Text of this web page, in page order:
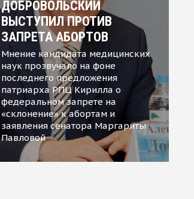
ДОБРОВОЛЬСКИЙ
ВЫСТУПИЛ ПРОТИВ
ЗАПРЕТА АБОРТОВ
Мнение кандидата медицинских
наук прозвучало на фоне
последнего предложения
патриарха РПЦ Кирилла о
федеральном запрете на
«склонение» к абортам и
заявления сенатора Маргариты
Павловой